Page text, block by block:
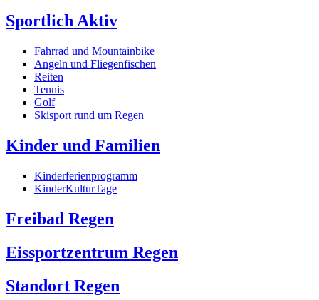
Sportlich Aktiv
Fahrrad und Mountainbike
Angeln und Fliegenfischen
Reiten
Tennis
Golf
Skisport rund um Regen
Kinder und Familien
Kinderferienprogramm
KinderKulturTage
Freibad Regen
Eissportzentrum Regen
Standort Regen